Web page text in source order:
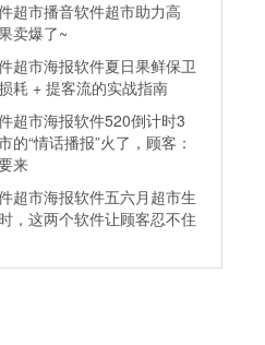
超市播音软件超市助力高
卖爆了~
超市海报软件夏日果鲜保卫
耗 + 提客流的实战指南
超市海报软件520倒计时3
的“情话播报”火了，顾客：
来
超市海报软件五六月超市生
，这两个软件让顾客忍不住